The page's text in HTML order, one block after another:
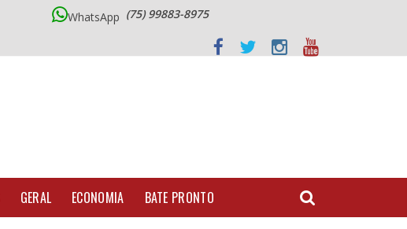
WhatsApp (75) 99883-8975
GERAL ECONOMIA BATE PRONTO